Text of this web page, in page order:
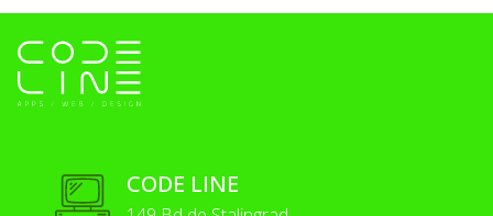
CODE LINE